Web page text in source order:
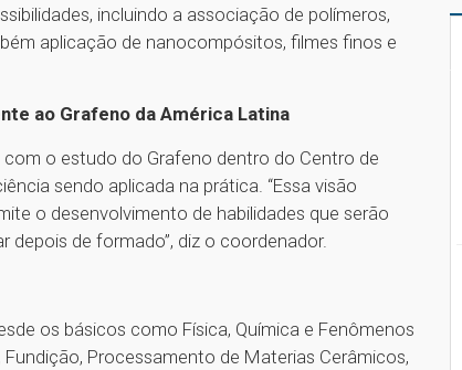
incluindo a associação de polímeros,
aplicação de nanocompósitos, filmes finos e
ao Grafeno da América Latina
o estudo do Grafeno dentro do Centro de
sendo aplicada na prática. “Essa visão
o desenvolvimento de habilidades que serão
de formado”, diz o coordenador.
os básicos como Física, Química e Fenômenos
Processamento de Materias Cerâmicos,